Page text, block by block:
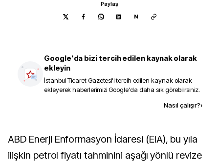
Paylaş
N
Google'da bizi tercih edilen kaynak olarak
ekleyin
İstanbul Ticaret Gazetesi'i tercih edilen kaynak olarak
ekleyerek haberlerimizi Google'da daha sık görebilirsiniz.
Nasıl çalışır?›
ABD Enerji Enformasyon İdaresi (EIA), bu yıla
ilişkin petrol fiyatı tahminini aşağı yönlü revize